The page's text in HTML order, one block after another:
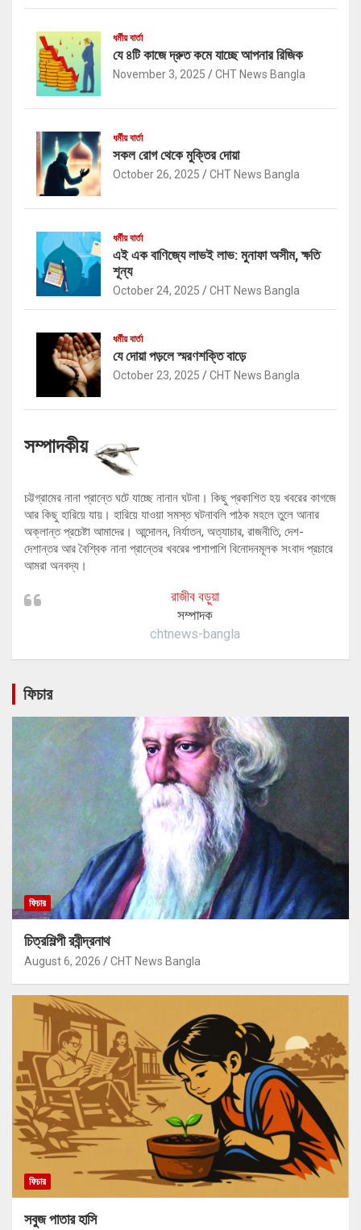
ধর্মীয় বার্তা
যে ৪টি কাজে দ্রুত কমে যাচ্ছে আপনার রিজিক
November 3, 2025 CHT News Bangla
ধর্মীয় বার্তা
সকল রোগ থেকে মুক্তির দোয়া
October 26, 2025 CHT News Bangla
ধর্মীয় বার্তা
এই এক বাণিজ্যে লাভই লাভ: মুনাফা অসীম, ক্ষতি
শূন্য
October 24, 2025 CHT News Bangla
ধর্মীয় বার্তা
যে দোয়া পড়লে স্মরণশক্তি বাড়ে
October 23, 2025 CHT News Bangla
সম্পাদকীয়
চট্টগ্রামের নানা প্রান্তে ঘটে যাচ্ছে নানান ঘটনা। কিছু প্রকাশিত হয় খবরের কাগজে
আর কিছু হারিয়ে যায়। হারিয়ে যাওয়া সমস্ত ঘটনাবলি পাঠক মহলে তুলে আনার
অক্লান্ত প্রচেষ্টা আমাদের। আন্দোলন, নির্যাতন, অত্যাচার, রাজনীতি, দেশ-
দেশান্তর আর বৈশ্বিক নানা প্রান্তের খবরের পাশাপাশি বিনোদনমূলক সংবাদ প্রচারে
আমরা অনবদ্য।
রাজীব বড়ুয়া
সম্পাদক
chtnews-bangla
ফিচার
ফিচার
চিত্রশিল্পী রবীন্দ্রনাথ
August 6, 2026 CHT News Bangla
ফিচার
সবুজ পাতার হাসি